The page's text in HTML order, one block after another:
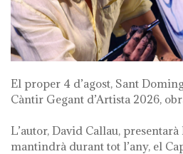
El proper 4 d’agost, Sant
Càntir Gegant d’Artista 2026,
L’autor, David Callau,
mantindrà durant tot l’any, el